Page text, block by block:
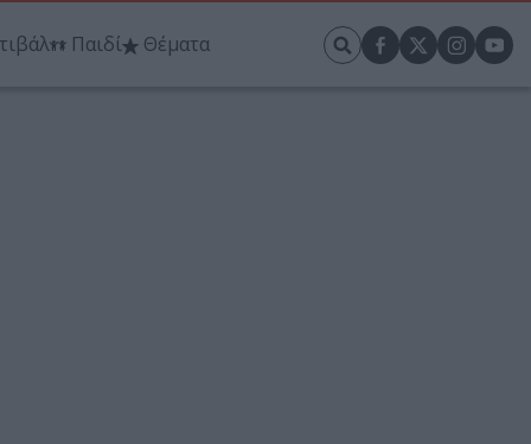
Παιδί Θέματα